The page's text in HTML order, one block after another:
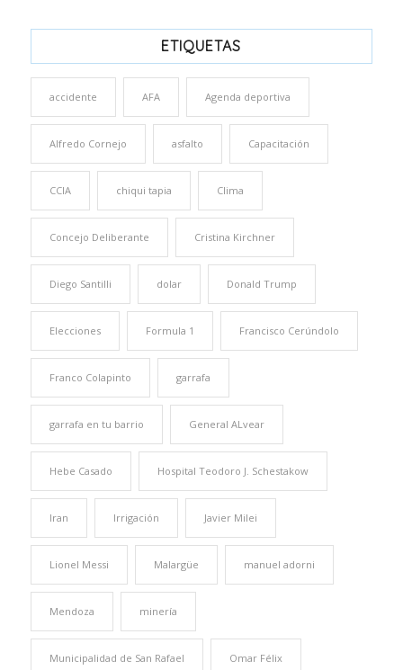
ETIQUETAS
accidente AFA Agenda deportiva
Alfredo Cornejo asfalto Capacitación
CCIA chiqui tapia Clima
Concejo Deliberante Cristina Kirchner
Diego Santilli dolar Donald Trump
Elecciones Formula 1 Francisco Cerúndolo
Franco Colapinto garrafa
garrafa en tu barrio General ALvear
Hebe Casado Hospital Teodoro J. Schestakow
Iran Irrigación Javier Milei
Lionel Messi Malargüe manuel adorni
Mendoza minería
Municipalidad de San Rafael Omar Félix